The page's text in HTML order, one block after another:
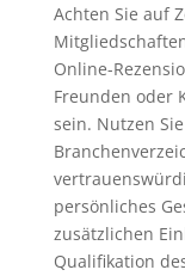
Achten Sie auf
Online-
Freunden oder
sein. Nutzen
persönliches
zusätzlichen
Qualifikation